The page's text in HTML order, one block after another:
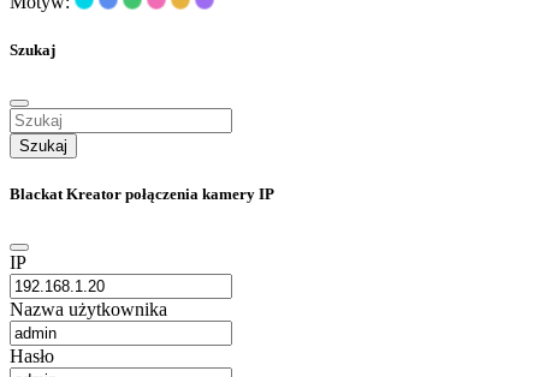
Szukaj
Szukaj
Blackat Kreator połączenia kamery IP
IP
Nazwa użytkownika
Hasło